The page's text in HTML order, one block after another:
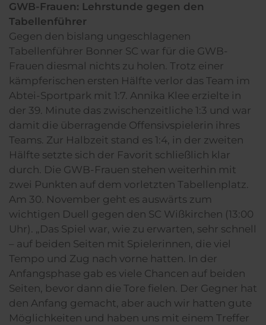
GWB-Frauen: Lehrstunde gegen den
Tabellenführer
Gegen den bislang ungeschlagenen
Tabellenführer Bonner SC war für die GWB-
Frauen diesmal nichts zu holen. Trotz einer
kämpferischen ersten Hälfte verlor das Team im
Abtei-Sportpark mit 1:7. Annika Klee erzielte in
der 39. Minute das zwischenzeitliche 1:3 und war
damit die überragende Offensivspielerin ihres
Teams. Zur Halbzeit stand es 1:4, in der zweiten
Hälfte setzte sich der Favorit schließlich klar
durch. Die GWB-Frauen stehen weiterhin mit
zwei Punkten auf dem vorletzten Tabellenplatz.
Am 30. November geht es auswärts zum
wichtigen Duell gegen den SC Wißkirchen (13:00
Uhr). „Das Spiel war, wie zu erwarten, sehr schnell
– auf beiden Seiten mit Spielerinnen, die viel
Tempo und Zug nach vorne hatten. In der
Anfangsphase gab es viele Chancen auf beiden
Seiten, bevor dann die Tore fielen. Der Gegner hat
den Anfang gemacht, aber auch wir hatten gute
Möglichkeiten und haben uns mit einem Treffer